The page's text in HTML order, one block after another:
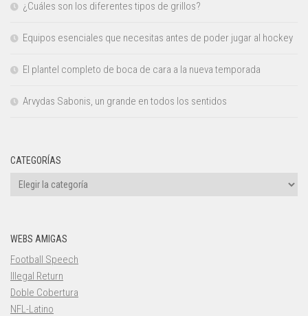
¿Cuáles son los diferentes tipos de grillos?
Equipos esenciales que necesitas antes de poder jugar al hockey
El plantel completo de boca de cara a la nueva temporada
Arvydas Sabonis, un grande en todos los sentidos
CATEGORÍAS
Categorías
WEBS AMIGAS
Football Speech
Illegal Return
Doble Cobertura
NFL-Latino